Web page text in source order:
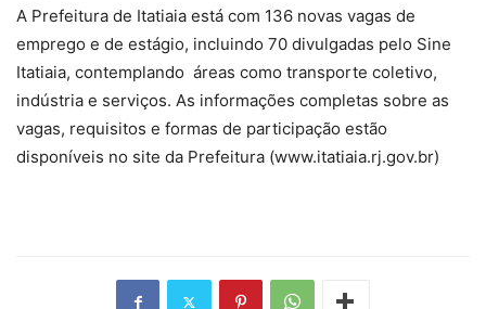
A Prefeitura de Itatiaia está com 136 novas vagas de
emprego e de estágio, incluindo 70 divulgadas pelo Sine
Itatiaia, contemplando áreas como transporte coletivo,
indústria e serviços. As informações completas sobre as
vagas, requisitos e formas de participação estão
disponíveis no site da Prefeitura (www.itatiaia.rj.gov.br)